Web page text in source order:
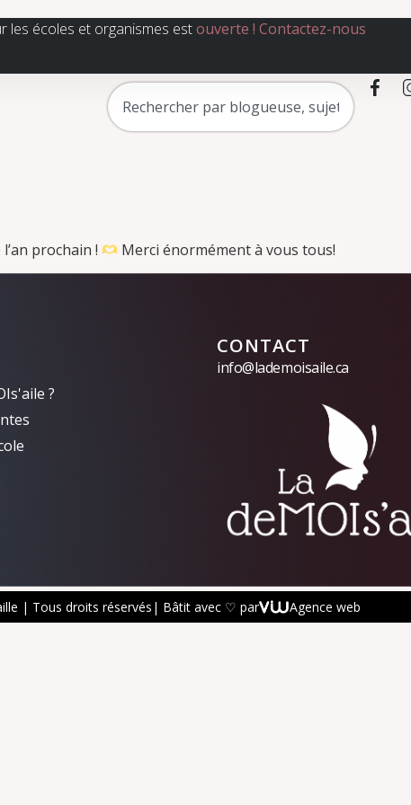
les écoles et organismes estouverte ! Contactez-nous
prochain ! Merci énormément à vous tous!
?
CONTACT
info@lademoisaile.ca
| Tous droits réservés | Bâtit avec ♡ par Agence web